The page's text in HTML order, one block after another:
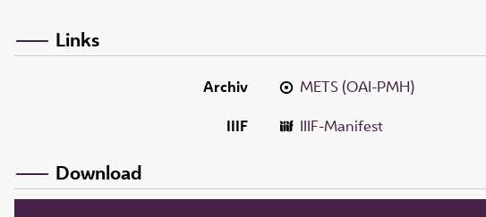
Links
Archiv
METS (OAI-PMH)
IIIF
IIIF-Manifest
Download